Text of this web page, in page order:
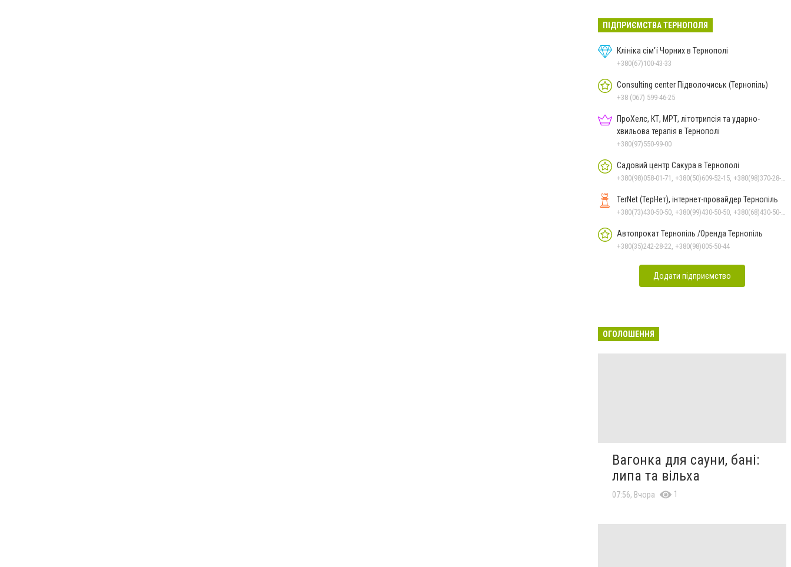
ПІДПРИЄМСТВА ТЕРНОПОЛЯ
Клініка сім'ї Чорних в Тернополі
+380(67)100-43-33
Consulting center Підволочиськ (Тернопіль)
+38 (067) 599-46-25
ПроХелс, КТ, МРТ, літотрипсія та ударно-
хвильова терапія в Тернополі
+380(97)550-99-00
Садовий центр Сакура в Тернополі
+380(98)058-01-71, +380(50)609-52-15, +380(98)370-28-00, +380(50)690-33-71
TerNet (ТерНет), інтернет-провайдер Тернопіль
+380(73)430-50-50, +380(99)430-50-50, +380(68)430-50-50
Автопрокат Тернопіль /Оренда Тернопіль
+380(35)242-28-22, +380(98)005-50-44
Додати підприємство
ОГОЛОШЕННЯ
Вагонка для сауни, бані:
липа та вільха
07:56, Вчора 1